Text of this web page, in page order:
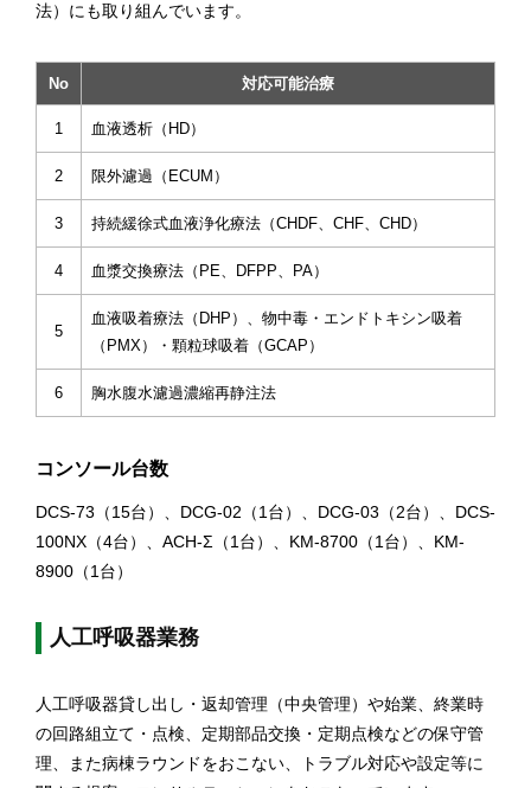
法）にも取り組んでいます。
No 対応可能治療
1 血液透析（HD）
2 限外濾過（ECUM）
3 持続緩徐式血液浄化療法（CHDF、CHF、CHD）
4 血漿交換療法（PE、DFPP、PA）
5
血液吸着療法（DHP）、物中毒・エンドトキシン吸着
（PMX）・顆粒球吸着（GCAP）
6 胸水腹水濾過濃縮再静注法
コンソール台数
DCS-73（15台）、DCG-02（1台）、DCG-03（2台）、DCS-
100NX（4台）、ACH-Σ（1台）、KM-8700（1台）、KM-
8900（1台）
人工呼吸器業務
人工呼吸器貸し出し・返却管理（中央管理）や始業、終業時
の回路組立て・点検、定期部品交換・定期点検などの保守管
理、また病棟ラウンドをおこない、トラブル対応や設定等に